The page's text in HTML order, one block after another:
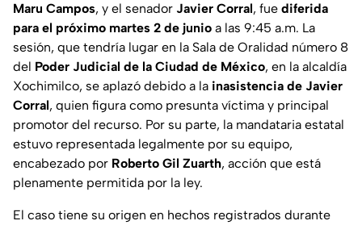
Maru Campos, y el senador Javier Corral, fue diferida
para el próximo martes 2 de junio a las 9:45 a.m. La
sesión, que tendría lugar en la Sala de Oralidad número 8
del Poder Judicial de la Ciudad de México, en la alcaldía
Xochimilco, se aplazó debido a la inasistencia de Javier
Corral, quien figura como presunta víctima y principal
promotor del recurso. Por su parte, la mandataria estatal
estuvo representada legalmente por su equipo,
encabezado por Roberto Gil Zuarth, acción que está
plenamente permitida por la ley.
El caso tiene su origen en hechos registrados durante